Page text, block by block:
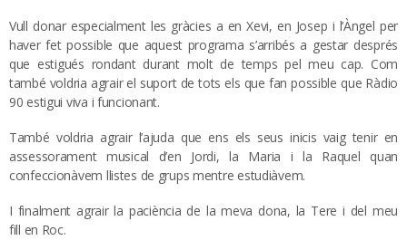
Vull donar especialment les gràcies a en Xevi, en Josep i l’Àngel per
haver fet possible que aquest programa s’arribés a gestar després
que estigués rondant durant molt de temps pel meu cap. Com
també voldria agrair el suport de tots els que fan possible que Ràdio
90 estigui viva i funcionant.
També voldria agrair l’ajuda que ens els seus inicis vaig tenir en
assessorament musical d’en Jordi, la Maria i la Raquel quan
confeccionàvem llistes de grups mentre estudiàvem.
I finalment agrair la paciència de la meva dona, la Tere i del meu
fill en Roc.